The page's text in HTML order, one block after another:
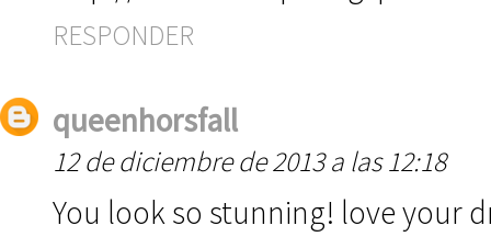
RESPONDER
queenhorsfall
12 de diciembre de 2013 a las 12:18
You look so stunning! love your